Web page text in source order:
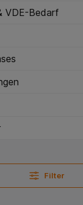
VDE-Bedarf
Filter